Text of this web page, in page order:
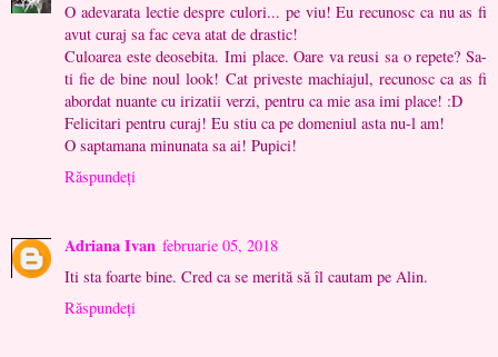
O adevarata lectie despre culori... pe viu! Eu recunosc ca nu as fi
avut curaj sa fac ceva atat de drastic!
Culoarea este deosebita. Imi place. Oare va reusi sa o repete? Sa-
ti fie de bine noul look! Cat priveste machiajul, recunosc ca as fi
abordat nuante cu irizatii verzi, pentru ca mie asa imi place! :D
Felicitari pentru curaj! Eu stiu ca pe domeniul asta nu-l am!
O saptamana minunata sa ai! Pupici!
Răspundeți
Adriana Ivan februarie 05, 2018
Iti sta foarte bine. Cred ca se merită să îl cautam pe Alin.
Răspundeți